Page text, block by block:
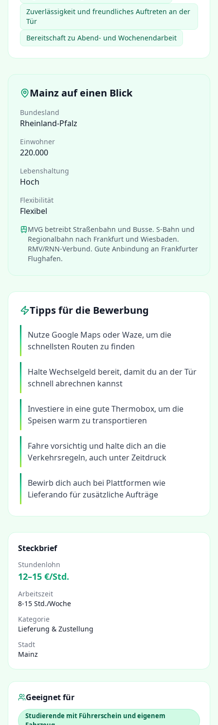
Zuverlässigkeit und freundliches Auftreten an der
Tür
Bereitschaft zu Abend- und Wochenendarbeit
Mainzauf einen Blick
Bundesland
Rheinland-Pfalz
Einwohner
220.000
Lebenshaltung
Hoch
Flexibilität
Flexibel
MVG betreibt Straßenbahn und Busse. S-Bahn und
Regionalbahn nach Frankfurt und Wiesbaden.
RMV/RNN-Verbund. Gute Anbindung an Frankfurter
Flughafen.
Tipps für die Bewerbung
Nutze Google Maps oder Waze, um die
schnellsten Routen zu finden
Halte Wechselgeld bereit, damit du an der Tür
schnell abrechnen kannst
Investiere in eine gute Thermobox, um die
Speisen warm zu transportieren
Fahre vorsichtig und halte dich an die
Verkehrsregeln, auch unter Zeitdruck
Bewirb dich auch bei Plattformen wie
Lieferando für zusätzliche Aufträge
Steckbrief
Stundenlohn
12–15 €/Std.
Arbeitszeit
8-15 Std./Woche
Kategorie
Lieferung & Zustellung
Stadt
Mainz
Geeignet für
Studierende mit Führerschein und eigenem